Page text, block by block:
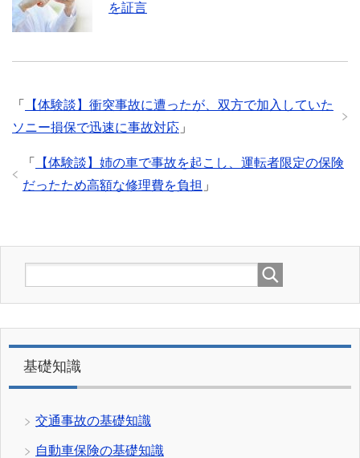
を証言
「
【体験談】衝突事故に遭ったが、双方で加入していた
ソニー損保で迅速に事故対応 」
「
【体験談】姉の車で事故を起こし、運転者限定の保険
だったため高額な修理費を負担 」
基礎知識
交通事故の基礎知識
自動車保険の基礎知識